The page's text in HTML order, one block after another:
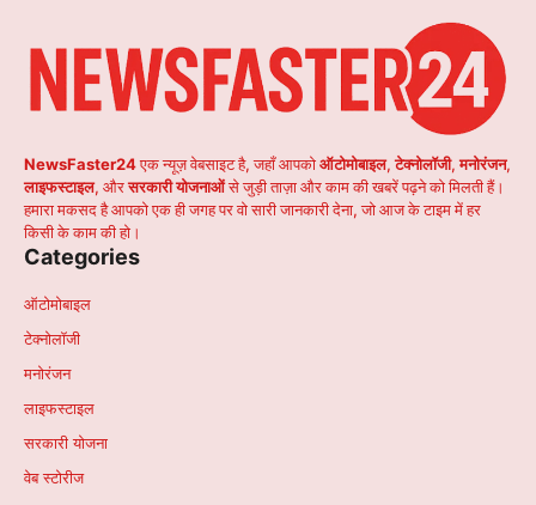
NewsFaster24एक न्यूज़ वेबसाइट है, जहाँ आपकोऑटोमोबाइल,टेक्नोलॉजी,मनोरंजन,
लाइफस्टाइल, औरसरकारी योजनाओंसे जुड़ी ताज़ा और काम की खबरें पढ़ने को मिलती हैं।
हमारा मकसद है आपको एक ही जगह पर वो सारी जानकारी देना, जो आज के टाइम में हर
किसी के काम की हो।
Categories
ऑटोमोबाइल
टेक्नोलॉजी
मनोरंजन
लाइफस्टाइल
सरकारी योजना
वेब स्टोरीज